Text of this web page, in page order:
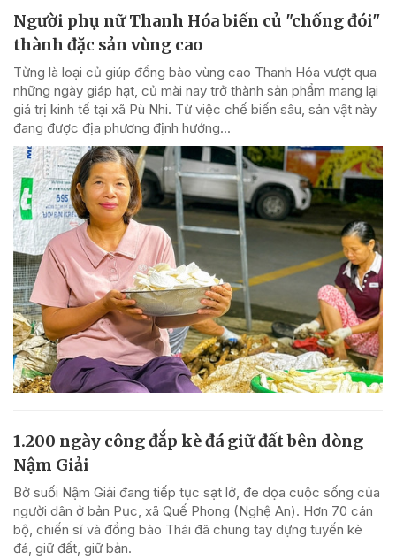
Người phụ nữ Thanh Hóa biến củ "chống đói"
thành đặc sản vùng cao
Từng là loại củ giúp đồng bào vùng cao Thanh Hóa vượt qua
những ngày giáp hạt, củ mài nay trở thành sản phẩm mang lại
giá trị kinh tế tại xã Pù Nhi. Từ việc chế biến sâu, sản vật này
đang được địa phương định hướng...
1.200 ngày công đắp kè đá giữ đất bên dòng
Nậm Giải
Bờ suối Nậm Giải đang tiếp tục sạt lở, đe dọa cuộc sống của
người dân ở bản Pục, xã Quế Phong (Nghệ An). Hơn 70 cán
bộ, chiến sĩ và đồng bào Thái đã chung tay dựng tuyến kè
đá, giữ đất, giữ bản.